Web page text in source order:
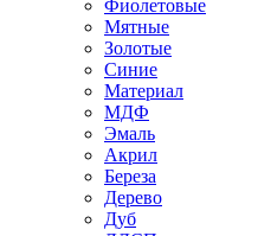
Фиолетовые
Мятные
Золотые
Синие
Материал
МДФ
Эмаль
Акрил
Береза
Дерево
Дуб